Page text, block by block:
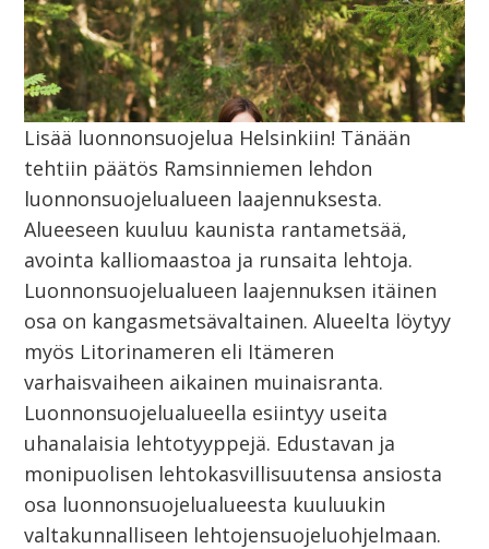
Lisää luonnonsuojelua Helsinkiin! Tänään
tehtiin päätös Ramsinniemen lehdon
luonnonsuojelualueen laajennuksesta.
Alueeseen kuuluu kaunista rantametsää,
avointa kalliomaastoa ja runsaita lehtoja.
Luonnonsuojelualueen laajennuksen itäinen
osa on kangasmetsävaltainen. Alueelta löytyy
myös Litorinameren eli Itämeren
varhaisvaiheen aikainen muinaisranta.
Luonnonsuojelualueella esiintyy useita
uhanalaisia lehtotyyppejä. Edustavan ja
monipuolisen lehtokasvillisuutensa ansiosta
osa luonnonsuojelualueesta kuuluukin
valtakunnalliseen lehtojensuojeluohjelmaan.